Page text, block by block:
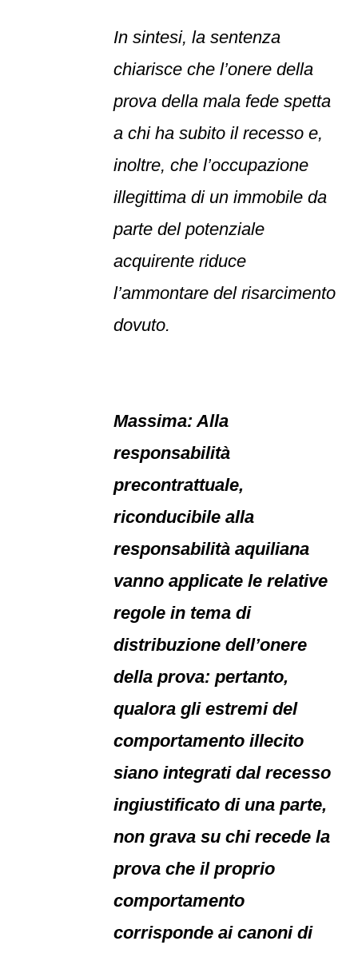
In sintesi, la sentenza
chiarisce che l’onere della
prova della mala fede spetta
a chi ha subito il recesso e,
inoltre, che l’occupazione
illegittima di un immobile da
parte del potenziale
acquirente riduce
l’ammontare del risarcimento
dovuto.
Massima: Alla
responsabilità
precontrattuale,
riconducibile alla
responsabilità aquiliana
vanno applicate le relative
regole in tema di
distribuzione dell’onere
della prova: pertanto,
qualora gli estremi del
comportamento illecito
siano integrati dal recesso
ingiustificato di una parte,
non grava su chi recede la
prova che il proprio
comportamento
corrisponde ai canoni di